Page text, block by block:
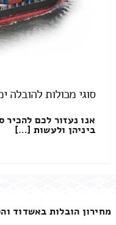
סוגי מכולות להובלה
אנו נעזור לכם
ביניהן ולעשות […]
מחירון הובלות באשדוד